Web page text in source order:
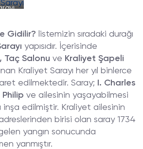
Gidilir? listemizin sıradaki durağı
yapısıdır. İçerisinde
Taç Salonu ve Kraliyet Şapeli
Kraliyet Sarayı her yıl binlerce
edilmektedir. Saray;
I. Charles
Philip ve ailesinin yaşayabilmesi
inşa edilmiştir. Kraliyet ailesinin
birisi olan saray 1734
yangın sonucunda
yanmıştır.